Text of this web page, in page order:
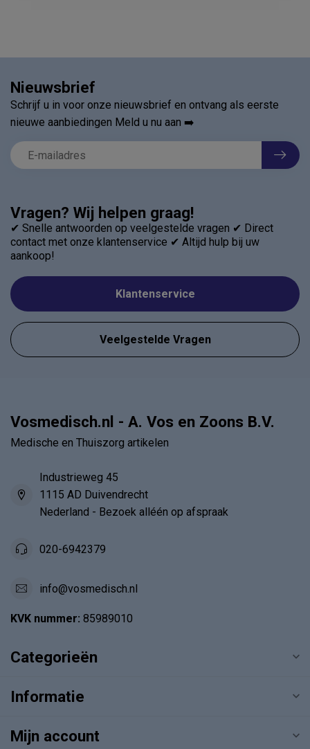
Vragen? Wij helpen graag!
✔ Snelle antwoorden op veelgestelde vragen ✔ Direct
contact met onze klantenservice ✔ Altijd hulp bij uw
aankoop!
Klantenservice
Veelgestelde Vragen
Nieuwsbrief
Schrijf u in voor onze nieuwsbrief en ontvang als eerste
nieuwe aanbiedingen Meld u nu aan ➡️
Vosmedisch.nl - A. Vos en Zoons B.V.
Medische en Thuiszorg artikelen
Industrieweg 45
1115 AD Duivendrecht
Nederland - Bezoek alléén op afspraak
020-6942379
info@vosmedisch.nl
KVK nummer: 85989010
Categorieën
Informatie
Mijn account